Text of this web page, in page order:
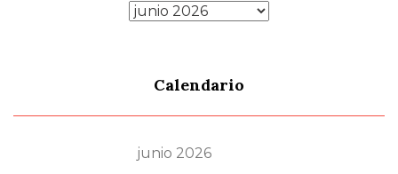
Archivos
Calendario
junio 2026